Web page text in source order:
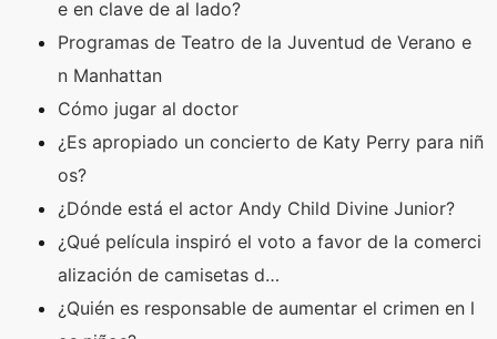
e en clave de al lado?
Programas de Teatro de la Juventud de Verano e
n Manhattan
Cómo jugar al doctor
¿Es apropiado un concierto de Katy Perry para niñ
os?
¿Dónde está el actor Andy Child Divine Junior?
¿Qué película inspiró el voto a favor de la comerci
alización de camisetas d…
¿Quién es responsable de aumentar el crimen en l